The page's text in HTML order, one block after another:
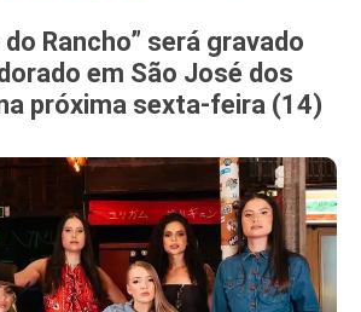
do Rancho” será gravado
em São José dos
próxima sexta-feira (14)